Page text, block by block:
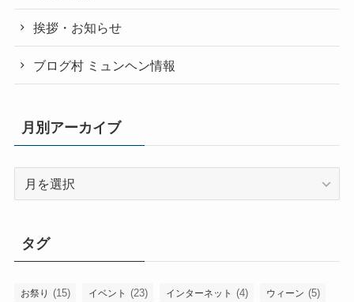
挨拶・お知らせ
ブログ村 ミュンヘン情報
月別アーカイブ
カ
ブ
タグ
お祭り (15) イベント (23) インターネット (4) ウィーン (5)